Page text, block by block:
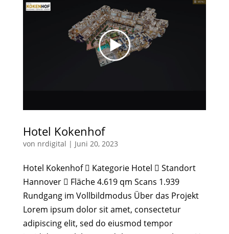
Hotel Kokenhof
von nrdigital | Juni 20, 2023
Hotel Kokenhof  Kategorie Hotel  Standort
Hannover  Fläche 4.619 qm Scans 1.939
Rundgang im Vollbildmodus Über das Projekt
Lorem ipsum dolor sit amet, consectetur
adipiscing elit, sed do eiusmod tempor